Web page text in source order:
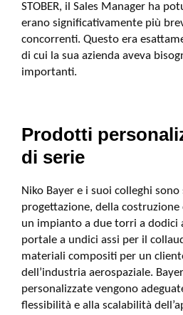
STOBER, il Sales Manager ha
erano significativamente più
concorrenti. Questo era
di cui la sua azienda aveva
importanti.
Prodotti
di serie
Niko Bayer e i suoi colleghi
progettazione, della costruzione
un impianto a due torri a dodici
portale a undici assi per il
materiali compositi per un
dell’industria aerospaziale.
personalizzate vengono
flessibilità e alla scalabilità